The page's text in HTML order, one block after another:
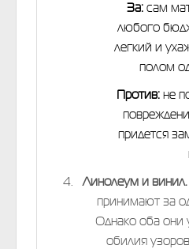
За: сам
любого
легкий и
полом
Против:не
придется
Линолеум и винил.
принимают за
Однако оба они
обилия